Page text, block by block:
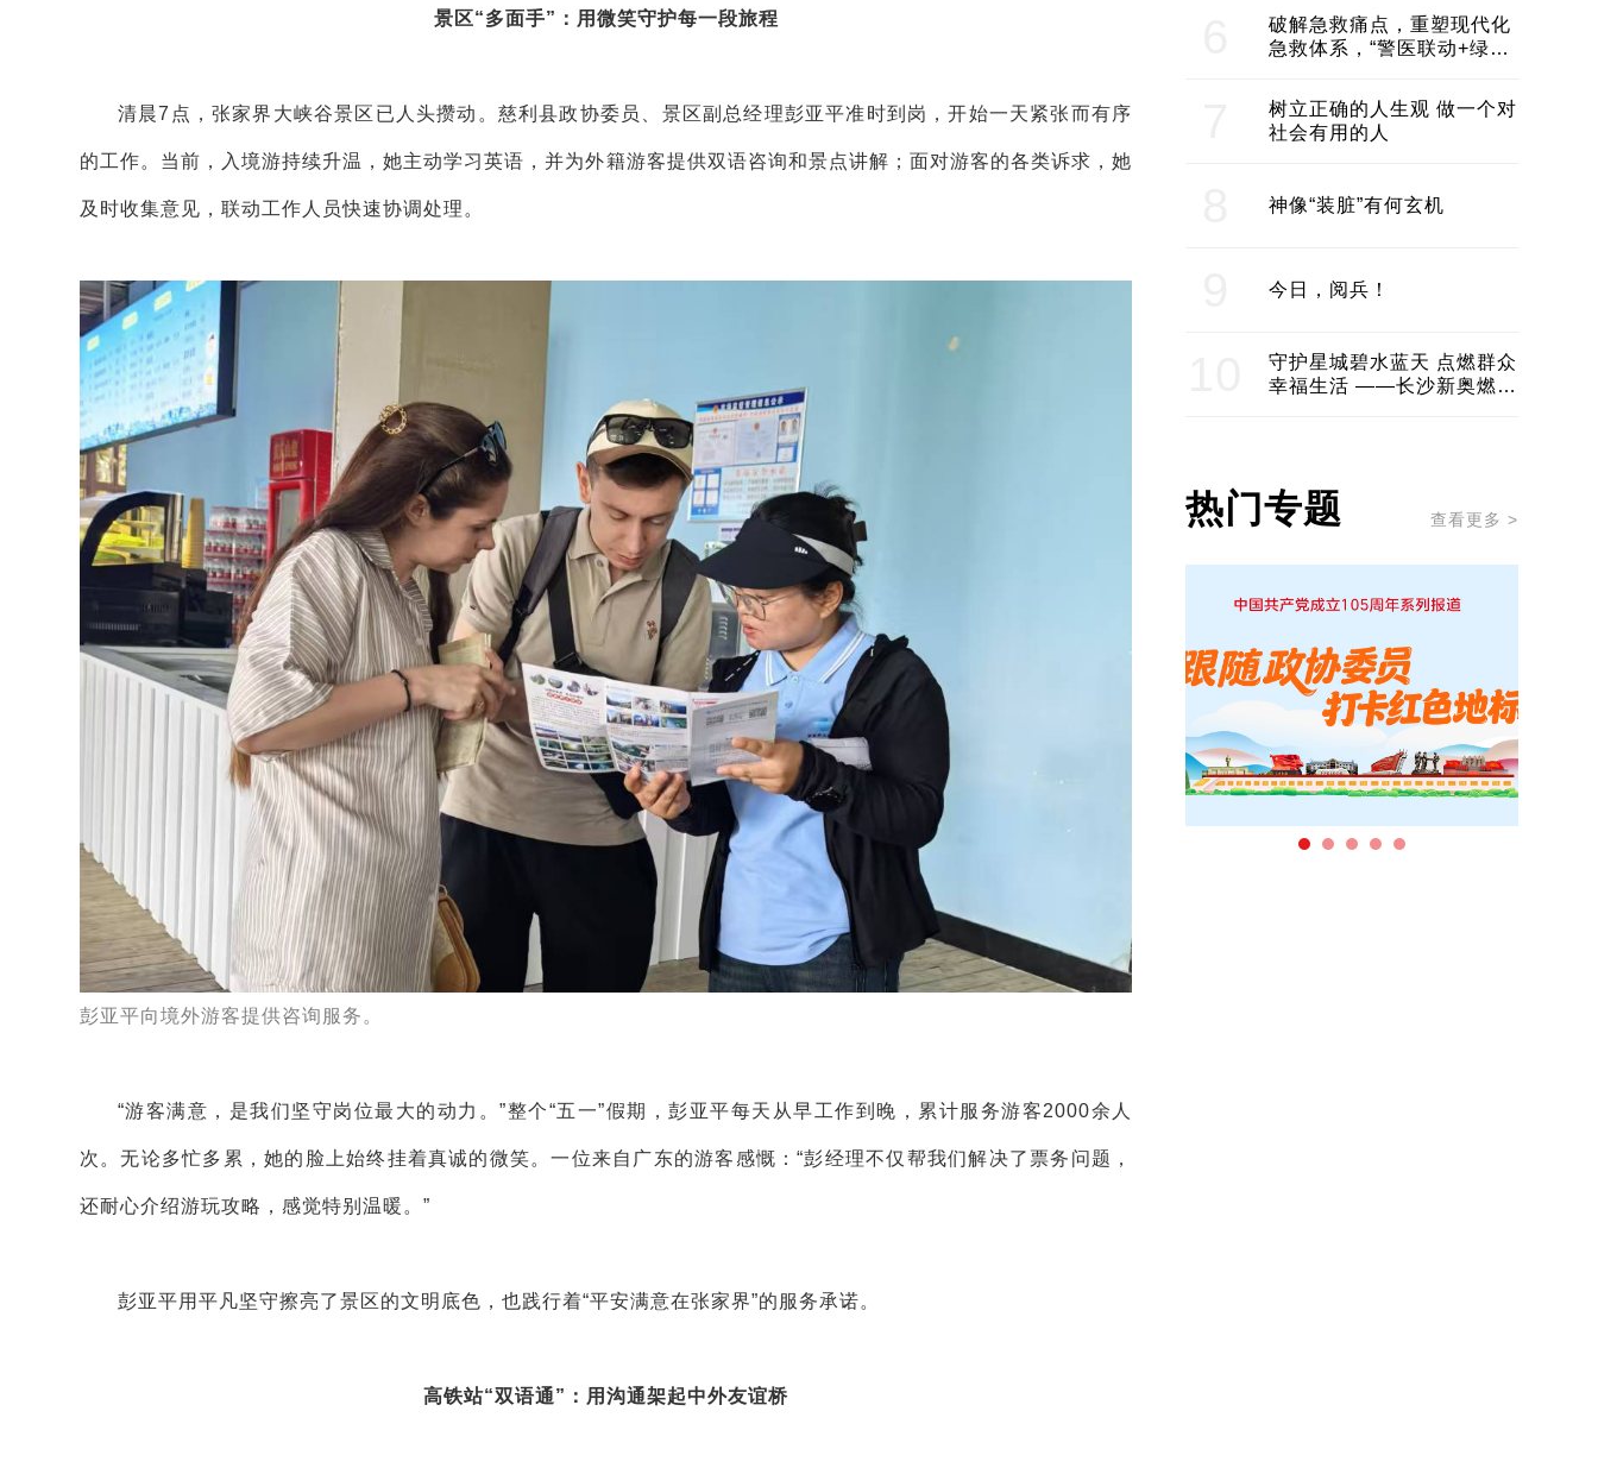
景区“多面手”：用微笑守护每一段旅程
清晨7点，张家界大峡谷景区已人头攒动。慈利县政协委员、景区副总经理彭亚平准时到岗，开始一天紧张而有序
的工作。当前，入境游持续升温，她主动学习英语，并为外籍游客提供双语咨询和景点讲解；面对游客的各类诉求，她
及时收集意见，联动工作人员快速协调处理。
彭亚平向境外游客提供咨询服务。
“游客满意，是我们坚守岗位最大的动力。”整个“五一”假期，彭亚平每天从早工作到晚，累计服务游客2000余人
次。无论多忙多累，她的脸上始终挂着真诚的微笑。一位来自广东的游客感慨：“彭经理不仅帮我们解决了票务问题，
还耐心介绍游玩攻略，感觉特别温暖。”
彭亚平用平凡坚守擦亮了景区的文明底色，也践行着“平安满意在张家界”的服务承诺。
高铁站“双语通”：用沟通架起中外友谊桥
建医美产业良性生态圈
破解急救痛点，重塑现代化
急救体系，“警医联动+绿波
树立正确的人生观 做一个对
社会有用的人
神像“装脏”有何玄机
今日，阅兵！
守护星城碧水蓝天 点燃群众
幸福生活 ——长沙新奥燃气
热门专题 查看更多 >